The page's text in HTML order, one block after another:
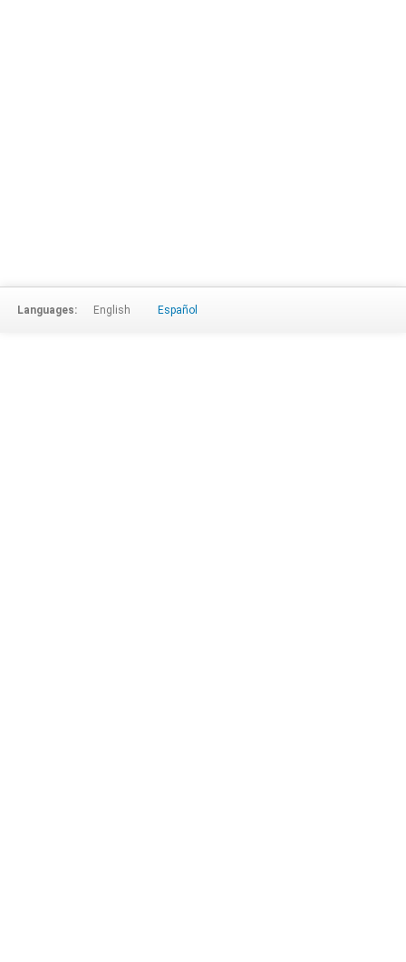
Languages: English Español